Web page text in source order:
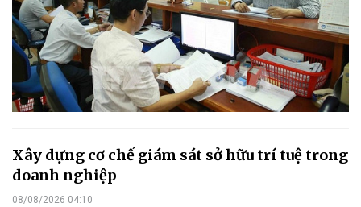
Xây dựng cơ chế giám sát sở hữu trí tuệ trong
doanh nghiệp
08/08/2026 04:10